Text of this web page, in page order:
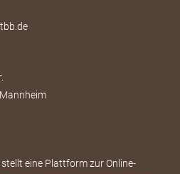
eine Plattform zur Online-